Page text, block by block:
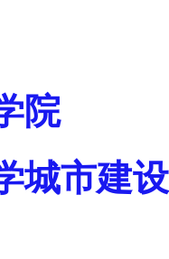
院
城市建